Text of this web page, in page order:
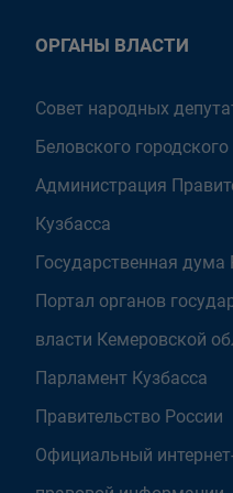
ОРГАНЫ ВЛАСТИ
Совет народных
Беловского городского
Администрация
Кузбасса
Государственная дума
Портал органов
власти Кемеровской
Парламент Кузбасса
Правительство России
Официальный